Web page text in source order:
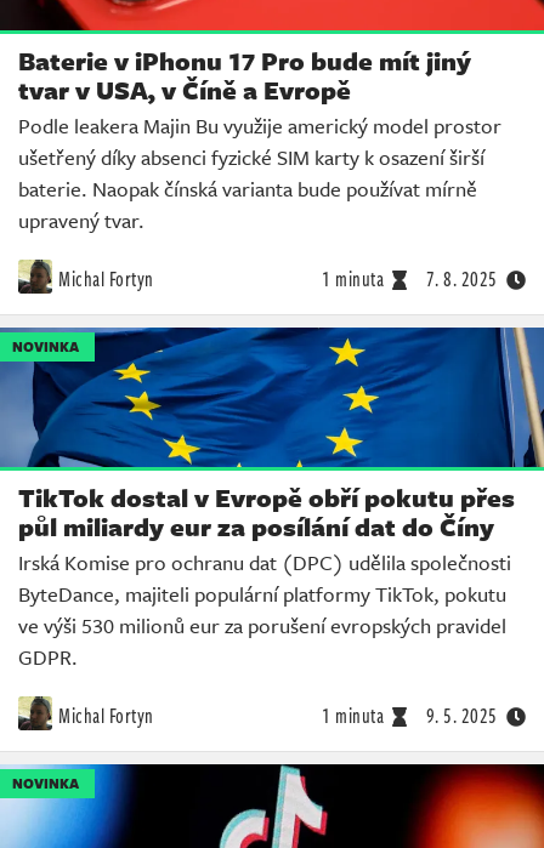
Baterie v iPhonu 17 Pro bude mít jiný
tvar v USA, v Číně a Evropě
Podle leakera Majin Bu využije americký model prostor
ušetřený díky absenci fyzické SIM karty k osazení širší
baterie. Naopak čínská varianta bude používat mírně
upravený tvar.
Michal Fortyn 1 minuta 7. 8. 2025
NOVINKA
TikTok dostal v Evropě obří pokutu přes
půl miliardy eur za posílání dat do Číny
Irská Komise pro ochranu dat (DPC) udělila společnosti
ByteDance, majiteli populární platformy TikTok, pokutu
ve výši 530 milionů eur za porušení evropských pravidel
GDPR.
Michal Fortyn 1 minuta 9. 5. 2025
NOVINKA